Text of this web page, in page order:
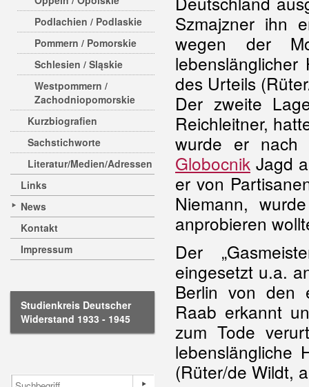
Podlachien / Podlaskie
Pommern / Pomorskie
Schlesien / Sląskie
Westpommern /
Zachodniopomorskie
Kurzbiografien
Sachstichworte
Literatur/Medien/Adressen
Links
News
Kontakt
Impressum
Studienkreis Deutscher
Widerstand 1933 - 1945
Szmajzner ihn
wegen der
des Urteils
Der zweite
Reichleitner,
wurde er
Globocnik Jagd
er von
Niemann,
anprobieren
Der
eingesetzt u.a.
Berlin von den
Raab erkannt
zum Tode
lebenslängliche
(Rüter/de Wildt,